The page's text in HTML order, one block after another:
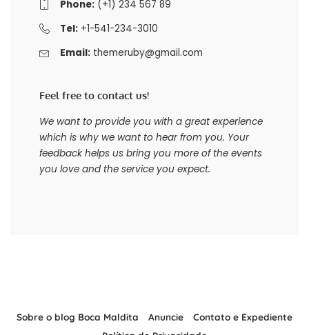
Phone:(+1) 234 567 89
Tel:+1-541-234-3010
Email: themeruby@gmail.com
Feel free to contact us!
We want to provide you with a great experience
which is why we want to hear from you. Your
feedback helps us bring you more of the events
you love and the service you expect.
Sobre o blog Boca Maldita Anuncie
Contato e Expediente